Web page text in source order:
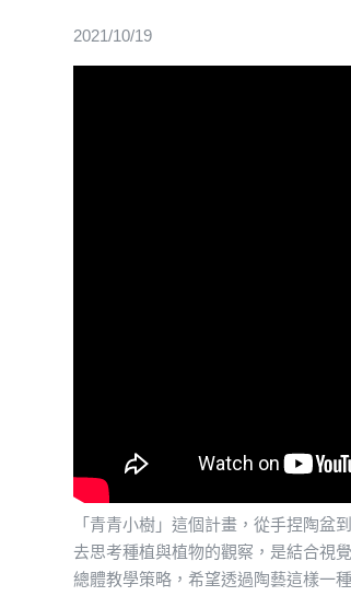
2021/10/19
「青青小樹」這個計畫，從手捏陶
去思考種植與植物的觀察，是結合視
總體教學策略，希望透過陶藝這樣一